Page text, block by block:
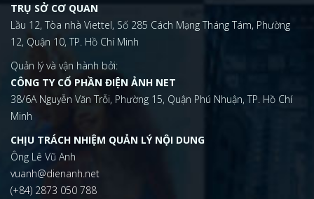
TRỤ SỞ CƠ QUAN
Lầu 12, Tòa nhà Viettel, Số 285 Cách Mạng Tháng Tám, Phường
12, Quận 10, TP. Hồ Chí Minh
Quản lý và vận hành bởi:
CÔNG TY CỔ PHẦN ĐIỆN ẢNH NET
38/6A Nguyễn Văn Trỗi, Phường 15, Quận Phú Nhuận, TP. Hồ Chí
Minh
CHỊU TRÁCH NHIỆM QUẢN LÝ NỘI DUNG
Ông Lê Vũ Anh
vuanh@dienanh.net
(+84) 2873 050 788